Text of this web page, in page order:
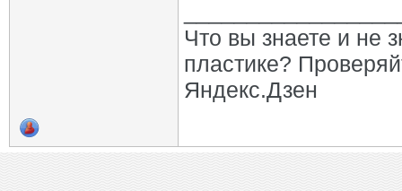
Что вы знаете и не
пластике?
Яндекс.Дзен